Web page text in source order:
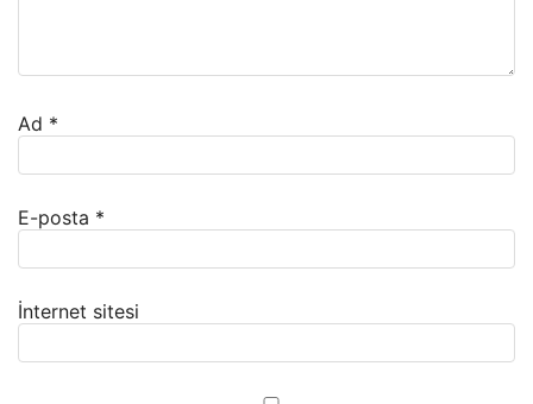
Ad *
E-posta *
İnternet sitesi